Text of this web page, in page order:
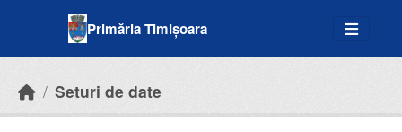
Primăria Timișoara
Seturi de date